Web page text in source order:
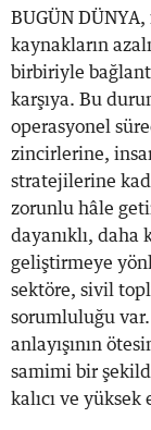
BUGÜN
kaynakların
birbiriyle
karşıya. Bu
operasyonel
zincirlerine,
stratejilerine
zorunlu hâle
dayanıklı, daha
geliştirmeye
sektöre, sivil
sorumluluğu
anlayışının
samimi bir
kalıcı ve